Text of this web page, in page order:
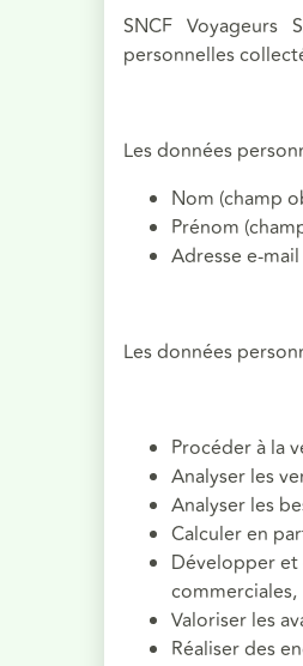
SNCF
personnelles
Les données
Nom (champ
Prénom
Adresse e-
Les données
Procéder à la
Analyser les
Analyser les
Calculer en
Développer
commerciales,
Valoriser les
Réaliser des